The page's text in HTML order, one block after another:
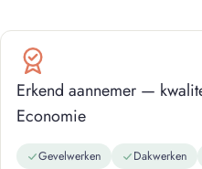
Erkend aannemer —
Economie
Gevelwerken Dakwerken